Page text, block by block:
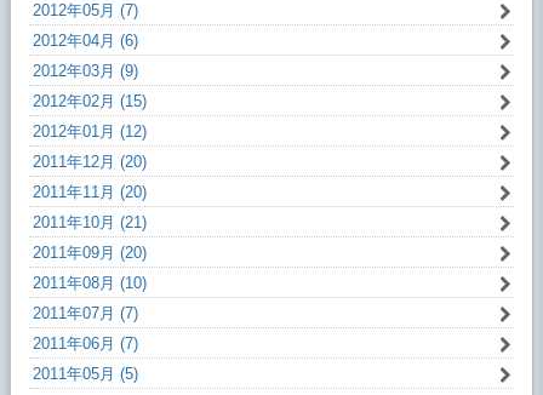
2012年05月 (7)
2012年04月 (6)
2012年03月 (9)
2012年02月 (15)
2012年01月 (12)
2011年12月 (20)
2011年11月 (20)
2011年10月 (21)
2011年09月 (20)
2011年08月 (10)
2011年07月 (7)
2011年06月 (7)
2011年05月 (5)